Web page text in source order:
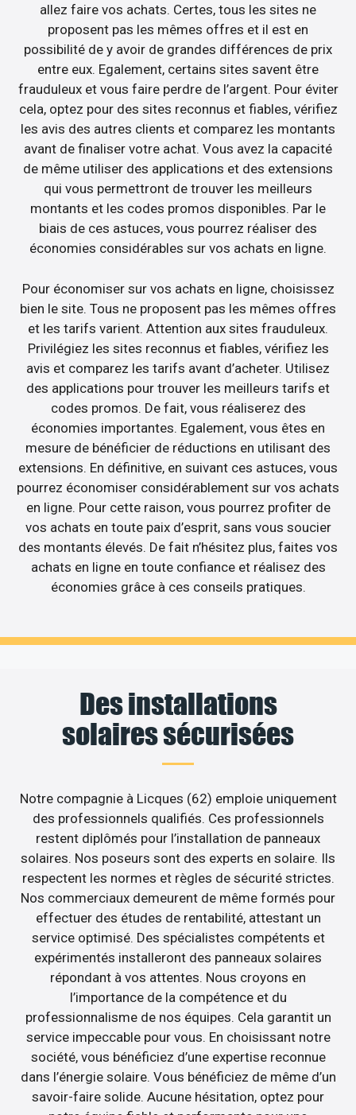
allez faire vos achats. Certes, tous les sites ne
proposent pas les mêmes offres et il est en
possibilité de y avoir de grandes différences de prix
entre eux. Egalement, certains sites savent être
frauduleux et vous faire perdre de l’argent. Pour éviter
cela, optez pour des sites reconnus et fiables, vérifiez
les avis des autres clients et comparez les montants
avant de finaliser votre achat. Vous avez la capacité
de même utiliser des applications et des extensions
qui vous permettront de trouver les meilleurs
montants et les codes promos disponibles. Par le
biais de ces astuces, vous pourrez réaliser des
économies considérables sur vos achats en ligne.
Pour économiser sur vos achats en ligne, choisissez
bien le site. Tous ne proposent pas les mêmes offres
et les tarifs varient. Attention aux sites frauduleux.
Privilégiez les sites reconnus et fiables, vérifiez les
avis et comparez les tarifs avant d’acheter. Utilisez
des applications pour trouver les meilleurs tarifs et
codes promos. De fait, vous réaliserez des
économies importantes. Egalement, vous êtes en
mesure de bénéficier de réductions en utilisant des
extensions. En définitive, en suivant ces astuces, vous
pourrez économiser considérablement sur vos achats
en ligne. Pour cette raison, vous pourrez profiter de
vos achats en toute paix d’esprit, sans vous soucier
des montants élevés. De fait n’hésitez plus, faites vos
achats en ligne en toute confiance et réalisez des
économies grâce à ces conseils pratiques.
Des installations
solaires sécurisées
Notre compagnie à Licques (62) emploie uniquement
des professionnels qualifiés. Ces professionnels
restent diplômés pour l’installation de panneaux
solaires. Nos poseurs sont des experts en solaire. Ils
respectent les normes et règles de sécurité strictes.
Nos commerciaux demeurent de même formés pour
effectuer des études de rentabilité, attestant un
service optimisé. Des spécialistes compétents et
expérimentés installeront des panneaux solaires
répondant à vos attentes. Nous croyons en
l’importance de la compétence et du
professionnalisme de nos équipes. Cela garantit un
service impeccable pour vous. En choisissant notre
société, vous bénéficiez d’une expertise reconnue
dans l’énergie solaire. Vous bénéficiez de même d’un
savoir-faire solide. Aucune hésitation, optez pour